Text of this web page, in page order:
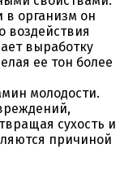
в организм он
воздействия
выработку
ее тон более
молодости.
сухость и
причиной